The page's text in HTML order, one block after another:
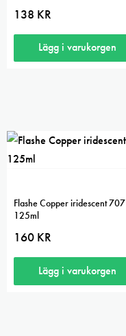
138 KR
Lägg i varukorgen
Flashe Copper iridescent 707
125ml
160 KR
Lägg i varukorgen